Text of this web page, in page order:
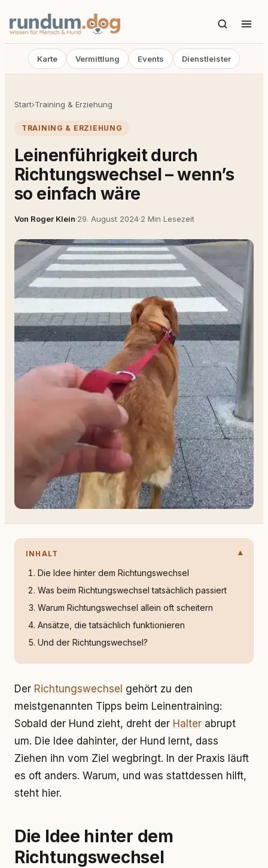
Karte Vermittlung Events Dienstleister
Start›Training & Erziehung
TRAINING & ERZIEHUNG
Leinenführigkeit durch
Richtungswechsel – wenn’s
so einfach wäre
Von Roger Klein·29. August 2024·2 Min Lesezeit
INHALT
Die Idee hinter dem Richtungswechsel
Was beim Richtungswechsel tatsächlich passiert
Warum Richtungswechsel allein oft scheitern
Ansätze, die tatsächlich funktionieren
Und der Richtungswechsel?
Der Richtungswechsel gehört zu den
meistgenannten Tipps beim Leinentraining:
Sobald der Hund zieht, dreht der Halter abrupt
um. Die Idee dahinter, der Hund lernt, dass
Ziehen ihn vom Ziel wegbringt. In der Praxis läuft
es oft anders. Warum, und was stattdessen hilft,
steht hier.
Die Idee hinter dem
Richtungswechsel